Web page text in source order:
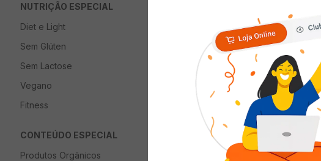
NUTRIÇÃO ESPECIAL
Diet e Light
Sem Glúten
Sem Lactose
Vegano
Fitness
CONTEÚDO ESPECIAL
Produtos Orgânicos